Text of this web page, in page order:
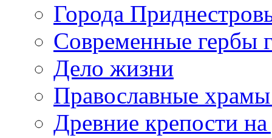
Города
Современные гербы
Дело жизни
Православные
Древние крепости